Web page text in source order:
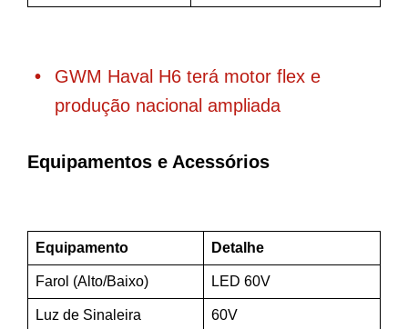
GWM Haval H6 terá motor flex e
produção nacional ampliada
Equipamentos e Acessórios
Equipamento Detalhe
Farol (Alto/Baixo) LED 60V
Luz de Sinaleira 60V